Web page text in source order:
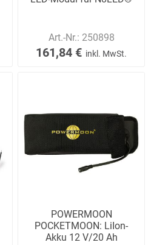
Art.-Nr.: 250898
161,84 € inkl. MwSt.
POWERMOON
POCKETMOON: LiIon-
Akku 12 V/20 Ah